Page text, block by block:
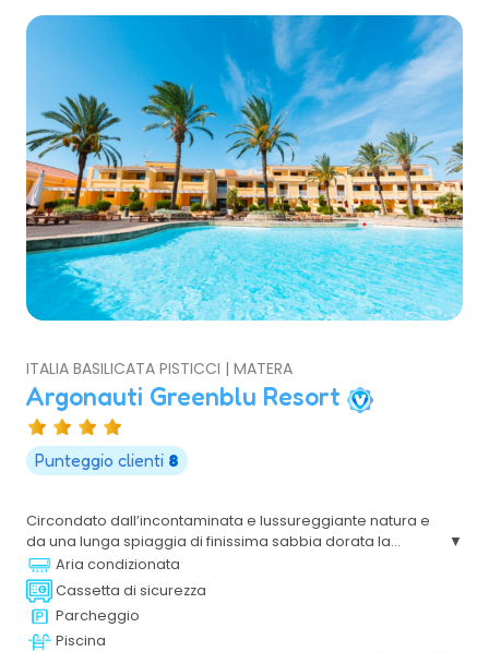
ITALIA BASILICATA PISTICCI | MATERA
Argonauti Greenblu Resort
Punteggio clienti 8
Circondato dall’incontaminata e lussureggiante natura e
da una lunga spiaggia di finissima sabbia dorata la
struttura, con la sua architettura dai caldi colori, linee
morbide e gli arredi in tipico stile lucano, si inserisce con
eleganza nel suggestivo contesto ambientale.
Aria condizionata
Cassetta di sicurezza
Parcheggio
Piscina